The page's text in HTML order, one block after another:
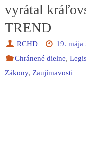
vyrátal
TREND
RCHD
19. mája
Chránené dielne,
Zákony, Zaujímavosti